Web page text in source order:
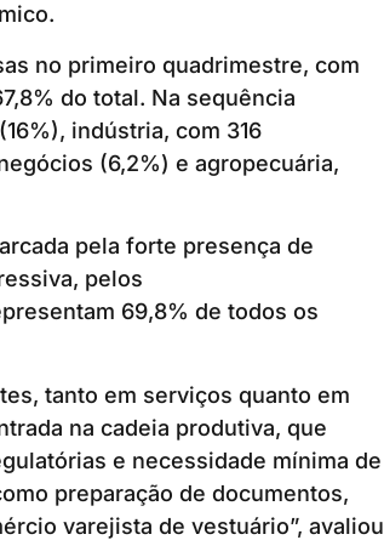
no primeiro quadrimestre, com
do total. Na sequência
indústria, com 316
(6,2%) e agropecuária,
pela forte presença de
pelos
69,8% de todos os
tanto em serviços quanto em
na cadeia produtiva, que
e necessidade mínima de
preparação de documentos,
varejista de vestuário”, avaliou